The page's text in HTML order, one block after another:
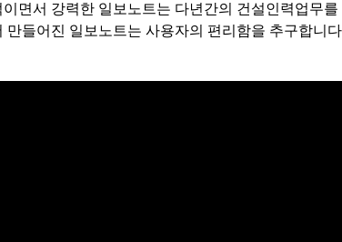
면서 강력한 일보노트는 다년간의 건설인력업무
만들어진 일보노트는 사용자의 편리함을 추구합니